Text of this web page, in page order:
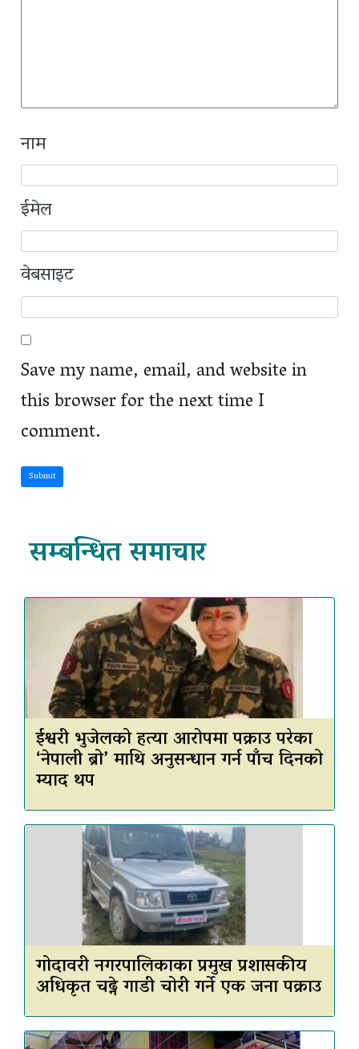
नाम
ईमेल
वेबसाइट
Save my name, email, and website in
this browser for the next time I
comment.
Submit
सम्बन्धित समाचार
ईश्वरी भुजेलको हत्या आरोपमा पक्राउ परेका
‘नेपाली ब्रो’ माथि अनुसन्धान गर्न पाँच दिनको
म्याद थप
गोदावरी नगरपालिकाका प्रमुख प्रशासकीय
अधिकृत चढ्ने गाडी चोरी गर्ने एक जना पक्राउ